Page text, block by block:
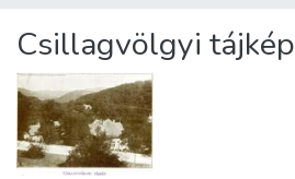
Statistics
About us
Csillagvölgyi tájkép